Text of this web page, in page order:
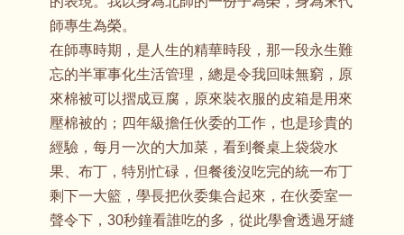
師專生為榮。
在師專時期，是人生的精華時段，那一段永生難
忘的半軍事化生活管理，總是令我回味無窮，原
來棉被可以摺成豆腐，原來裝衣服的皮箱是用來
壓棉被的；四年級擔任伙委的工作，也是珍貴的
經驗，每月一次的大加菜，看到餐桌上袋袋水
果、布丁，特別忙碌，但餐後沒吃完的統一布丁
剩下一大籃，學長把伙委集合起來，在伙委室一
聲令下，30秒鐘看誰吃的多，從此學會透過牙縫